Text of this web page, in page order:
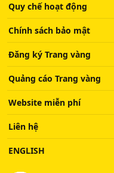
Quy chế hoạt động
Chính sách bảo mật
Đăng ký Trang vàng
Quảng cáo Trang vàng
Website miễn phí
Liên hệ
ENGLISH